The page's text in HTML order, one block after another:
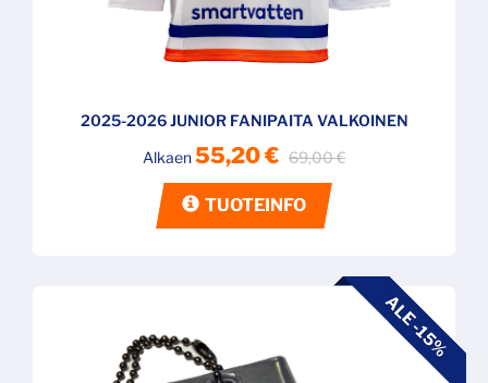
2025-2026 JUNIOR FANIPAITA VALKOINEN
Alkaen55,20 € 69,00 €
TUOTEINFO
ALE -15%